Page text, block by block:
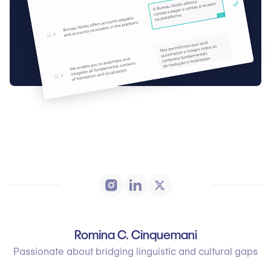
Romina C. Cinquemani
Passionate about bridging linguistic and cultural gaps